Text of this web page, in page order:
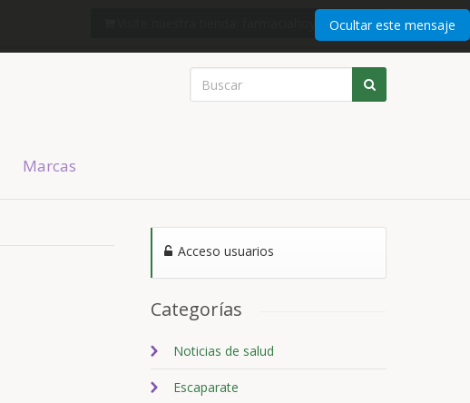
Ocultar este mensaje
Visite nuestra tienda: farmaciahoyshop.com
Marcas
Acceso usuarios
Categorías
Noticias de salud
Escaparate